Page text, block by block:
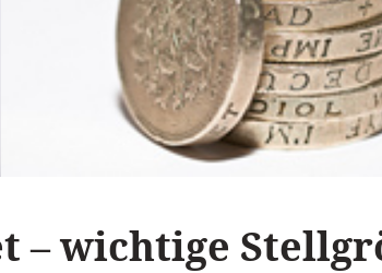
– wichtige